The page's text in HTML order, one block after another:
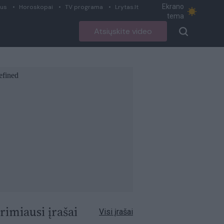
Horoskopai TV programa Lrytas.lt
Ekrano
tema
Atsiųskite video
įrašai Visi įrašai